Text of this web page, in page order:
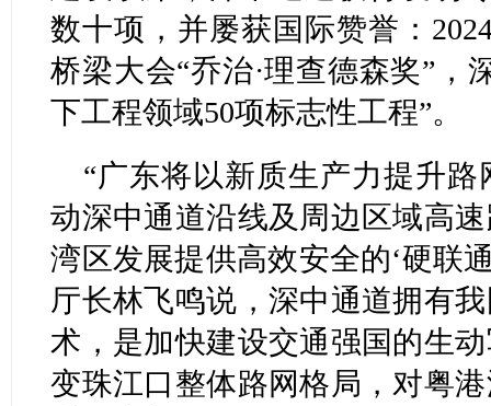
数十项，并屡获国际赞誉：
桥梁大会“乔治·理查德森奖”，
下工程领域50项标志性工程”。
“广东将以新质生产力提升
动深中通道沿线及周边区域高
湾区发展提供高效安全的‘硬联
厅长林飞鸣说，深中通道拥有
术，是加快建设交通强国的生
变珠江口整体路网格局，对粤